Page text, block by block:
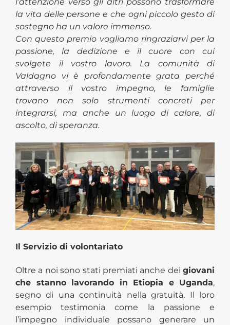
la vita delle persone e che ogni piccolo gesto di
sostegno ha un valore immenso.
Con questo premio vogliamo ringraziarvi per la
passione, la dedizione e il cuore con cui
svolgete il vostro
lavoro. La comunità di
Valdagno vi è profondamente grata perché
attraverso il vostro impegno, le famiglie
trovano non solo strumenti concreti per
integrarsi, ma anche un luogo di calore, di
ascolto, di speranza.
Il Servizio di volontariato
Oltre a noi sono stati premiati anche dei giovani
che stanno lavorando in Etiopia e Uganda,
segno di una continuità nella gratuità. Il loro
esempio testimonia come la passione e
l’impegno individuale possano generare un